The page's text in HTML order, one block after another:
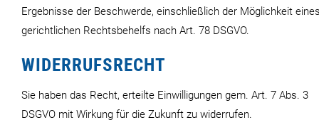
Ergebnisse der Beschwerde, einschließlich der Möglichkeit
gerichtlichen Rechtsbehelfs nach Art. 78 DSGVO.
WIDERRUFSRECHT
Sie haben das Recht, erteilte Einwilligungen gem. Art. 7 Abs. 3
DSGVO mit Wirkung für die Zukunft zu widerrufen.